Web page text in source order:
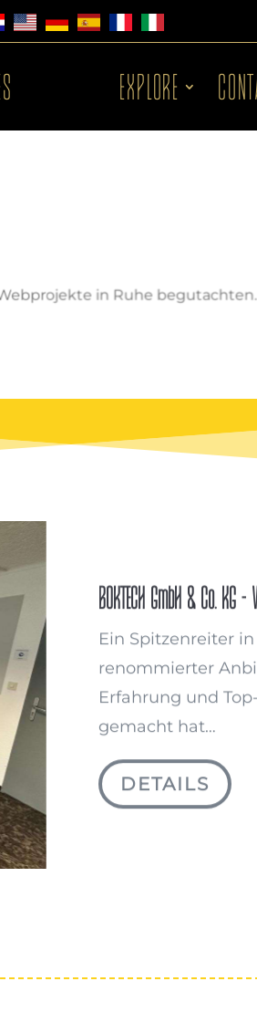
EXPLORE
in Ruhe
BOKTECH GmbH & Co. KG -
Ein Spitzenreiter
renommierter
Erfahrung und
gemacht hat…
DETAILS